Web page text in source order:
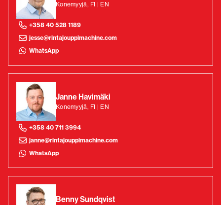
Konemyyjä, FI | EN
+358 40 528 1189
jesse@rintajouppimachine.com
WhatsApp
Janne Havimäki
Konemyyjä, FI | EN
+358 40 711 3994
janne@rintajouppimachine.com
WhatsApp
Benny Sundqvist